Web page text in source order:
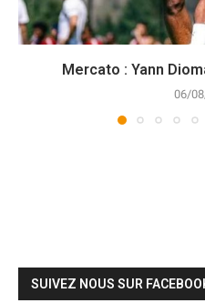
Mercato : Yann
06/
SUIVEZ NOUS SUR